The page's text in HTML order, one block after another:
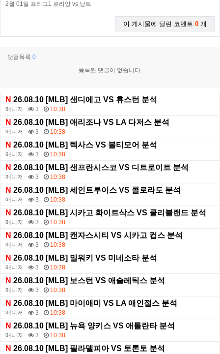
2월 01일 프리그1 로리앙 vs 낭트
이 게시물에 달린 코멘트 0 개
댓글목록 0
등록된 댓글이 없습니다.
N 26.08.10 [MLB] 샌디에고 VS 휴스턴 분석
매니저 3 10:38
N 26.08.10 [MLB] 애리조나 VS LA 다저스 분석
매니저 3 10:38
N 26.08.10 [MLB] 텍사스 VS 볼티모어 분석
매니저 3 10:38
N 26.08.10 [MLB] 샌프란시스코 VS 디트로이트 분석
매니저 3 10:38
N 26.08.10 [MLB] 세인트루이스 VS 콜로라도 분석
매니저 3 10:38
N 26.08.10 [MLB] 시카고 화이트삭스 VS 클리블랜드 분석
매니저 3 10:38
N 26.08.10 [MLB] 캔자스시티 VS 시카고 컵스 분석
매니저 3 10:38
N 26.08.10 [MLB] 밀워키 VS 미네소타 분석
매니저 3 10:38
N 26.08.10 [MLB] 보스턴 VS 애슬레틱스 분석
매니저 3 10:38
N 26.08.10 [MLB] 마이애미 VS LA 애인절스 분석
매니저 3 10:38
N 26.08.10 [MLB] 뉴욕 양키스 VS 애틀란타 분석
매니저 3 10:38
N 26.08.10 [MLB] 필라델피아 VS 토론토 분석